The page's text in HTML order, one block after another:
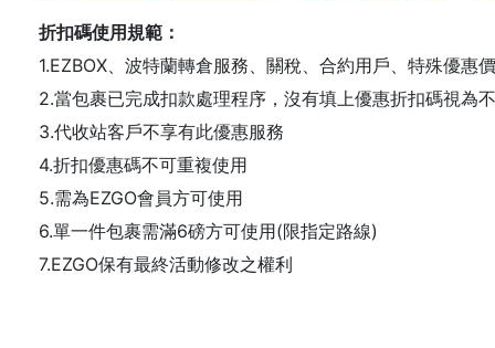
折扣碼使用規範：
1.EZBOX、波特蘭轉倉服務、關稅、合約用戶、特殊優惠
2.當包裹已完成扣款處理程序，沒有填上優惠折扣碼視為
3.代收站客戶不享有此優惠服務
4.折扣優惠碼不可重複使用
5.需為EZGO會員方可使用
6.單一件包裹需滿6磅方可使用(限指定路線)
7.EZGO保有最終活動修改之權利